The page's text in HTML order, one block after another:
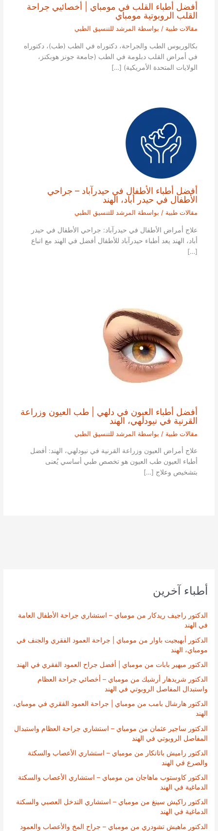
أطباء آخرين
الدكتور راجيف ريدكار من مومباي – استشاري جراحة الأطفال العامة
في الهند
الدكتور أبهيجيت باوار من مومباي | جراحة العمود الفقري والجنف في
مومباي، الهند
الدكتور ميهير بابات من مومباي | أفضل جراح العمود الفقري في الهند
الدكتور شريدهار أرشيك من مومباي – أخصائي جراحة العظام
واستبدال المفاصل الروبوتي في الهند
الدكتور هارشال بامب من مومباي | جراحة العمود الفقري في مومباي،
الهند
الدكتور ساجير عثمان من مومباي – استشاري جراحة العظام واستبدال
المفاصل الروبوتي في الهند
الدكتور راميش باتانكار من مومباي – استشاري الأعصاب والسكتة
والصرع في الهند
الدكتور كاوستوب ماهاجان من مومباي – استشاري الأعصاب والسكتة
الدماغية في الهند
الدكتور راكيش سينغ من مومباي – استشاري التدخل العصبي والسكتة
الدماغية في الهند
الدكتور ماهيش تشودري من مومباي – جراح المخ والأعصاب والعمود
أفضل أطباء القلب في مومباي | أخصائيي جراحة
القلب الروبوتية مومباي
مقالات طبية / بواسطة المرشد للتنسيق الطبي
بكالوريوس الطب والجراحة، دكتوراه في الطب (طب)، دكتوراه
في أمراض القلب دبلومة في الطب (جامعة جونز هوبكنز،
الولايات المتحدة الأمريكية) […]
أفضل أطباء الأطفال في حيدرآباد – جراحي
الأطفال في حيدر أباد، الهند
مقالات طبية / بواسطة المرشد للتنسيق الطبي
علاج أمراض الأطفال في حيدرآباد: جراحي الأطفال في حيدر
أباد، الهند يعد أطباء حيدرآباد للأطفال أفضل في الهند مع اتباع
[…]
أفضل أطباء العيون في دلهي | طب العيون وزراعة
القرنية في نيودلهي، الهند
مقالات طبية / بواسطة المرشد للتنسيق الطبي
علاج أمراض العيون وزراعة القرنية في نيودلهي، الهند: أفضل
أطباء العيون طب العيون هو تخصص طبي أساسي يُعنى
بتشخيص وعلاج […]